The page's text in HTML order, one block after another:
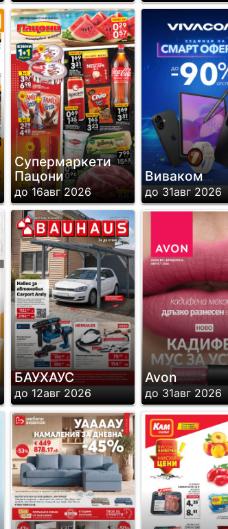
Супермаркети
Пацони
до 16авг 2026
Виваком
до 31авг 2026
БАУХАУС
до 12авг 2026
Avon
до 31авг 2026